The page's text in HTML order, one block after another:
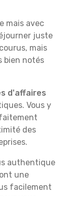
mais avec
juste
mais
bien notés
d'affaires
Vous y
des
authentique
une
facilement